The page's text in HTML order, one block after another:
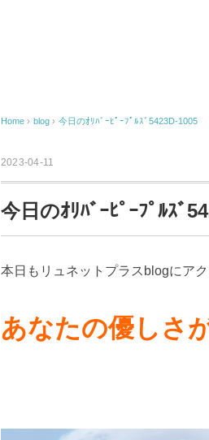
Home › blog › 今日のｵﾘﾊﾞｰﾋﾟｰﾌﾟﾙｽﾞ5423D-1005
2023-04-11
今日のｵﾘﾊﾞｰﾋﾟｰﾌﾟﾙｽﾞ
本日もリュネットプラスblogにア
あなたの優しさ